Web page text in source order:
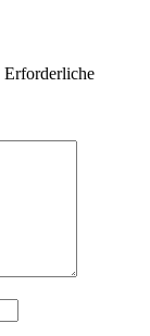
Erforderliche